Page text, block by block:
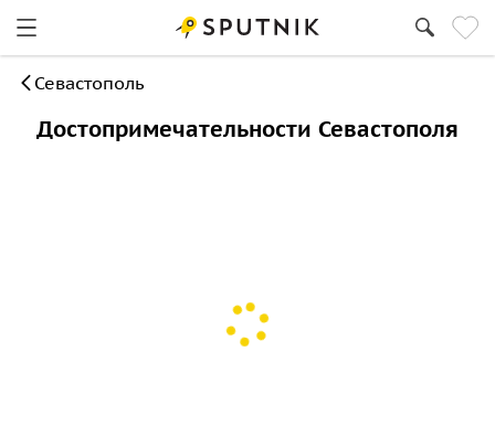
Севастополь
Достопримечательности Севастополя